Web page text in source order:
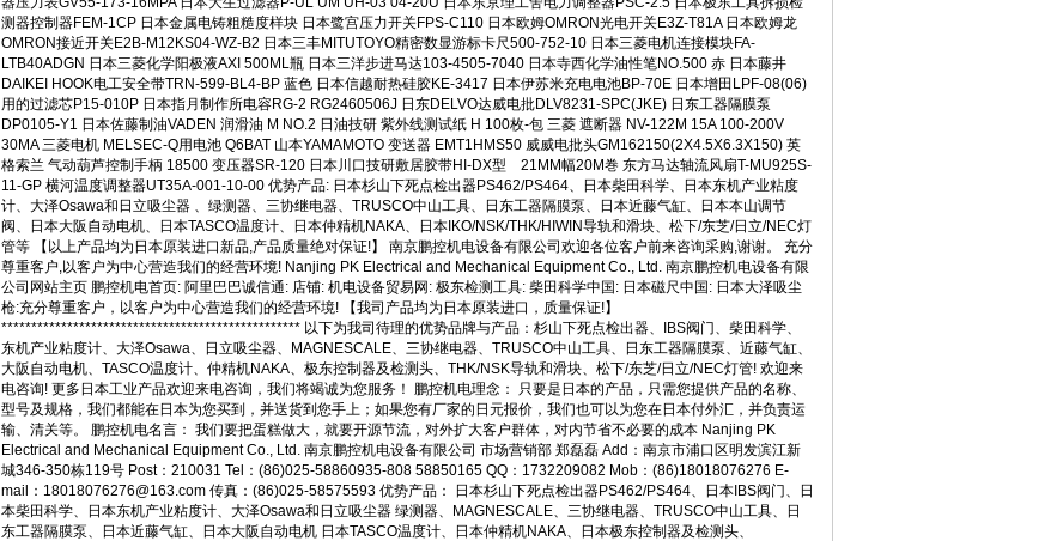
• [网站公告] 大陆专业代理FAR-EAS极东180S 2016-08-05 14:10
• [最新快讯] 南京鹏控优势代理Magnescale磁尺BD96系列 2016-08-05 14:10
• [最新快讯] 长期销售日本日东工业DP0105-X1-0001隔膜泵大量现 2016-08-05 14:10
• [网站公告] 全国总代理日本荣研化学尿素培地E-MA69 50ML/瓶特价 2016-08-05 14:10
• [网站公告] 低价现货日本佐藤制油VADEN润滑油MNO.2全国总代理 2016-08-05 14:09
• [网站公告] 金属电铸粗糙度样块特价销售 专业代理 2016-05-09 10:16
• [网站公告] 鹭宫压力开关FPS-C110特价销售 专业代理 2016-05-09 10:16
• [网站公告] 三丰MITUTOYO精密数显游标卡尺500-752-10特价 2016-05-09 10:16
• [网站公告] 三菱变频器FR-E740-1.5K特价销售 专业代理 2016-05-09 10:16
• [网站公告] 三菱电机MELSEC-Q用电池Q6BAT特价销售 专业代理 2016-05-09 10:16
• [网站公告] 三菱电机连接模块FA-LTB40ADGN特价销售 专业代理 2016-05-09 10:16
• [网站公告] 三键接着剂1530 460G 20支/箱特价销售 专业代理 2016-05-09 10:15
• [网站公告] 中村KANON扭力扳手N60SPCK 3.24N.M特价销 2016-05-09 10:15
• [网站公告] 伊苏米充电电池BP-70E特价销售 专业代理 2016-05-09 10:14
• [网站公告] 住友SUMITOMO减速机CNHM01-506H-CB-29 2016-05-09 10:14
• [网站公告] 住友SUMITOMO电机CNVM009-5067-CA-B- 2016-05-09 10:13
• [网站公告] 住友电装端子6098-6559特价销售 专业代理 2016-05-09 10:13
• [网站公告] 佐藤制油VADEN 润滑油 M NO.2特价销售 专业代理 2016-05-09 10:12
• [最新快讯] 微软3.5亿美元甩卖诺基亚富士康接盘 2019-08-13 14:03
• [最新快讯] 【厂家特价供应】IBS 防爆阀/磁力轮RCB4V-600 2019-05-17 09:53
• [最新通知] 日本松下Panasonic、东芝TOSHIBA、NEC、日立 2019-05-17 09:44
• [网站公告] 专业销售日本松下Panasonic、东芝TOSHIBA、NE 2019-05-17 09:42
• [网站公告] 日本日东工器隔膜泵DP0105-X1-0001 专业代理 2019-04-11 11:02
测器控制器FEM-1CP 日本金属电铸粗糙度样块 日本鹭宫压力开关FPS-C110 日本欧姆OMRON光电开关E3Z-T81A 日本欧姆龙
OMRON接近开关E2B-M12KS04-WZ-B2 日本三丰MITUTOYO精密数显游标卡尺500-752-10 日本三菱电机连接模块FA-
LTB40ADGN 日本三菱化学阳极液AXI 500ML瓶 日本三洋步进马达103-4505-7040 日本寺西化学油性笔NO.500 赤 日本藤井
DAIKEI HOOK电工安全带TRN-599-BL4-BP 蓝色 日本信越耐热硅胶KE-3417 日本伊苏米充电电池BP-70E 日本增田LPF-08(06)
用的过滤芯P15-010P 日本指月制作所电容RG-2 RG2460506J 日东DELVO达威电批DLV8231-SPC(JKE) 日东工器隔膜泵
DP0105-Y1 日本佐藤制油VADEN 润滑油 M NO.2 日油技研 紫外线测试纸 H 100枚-包 三菱 遮断器 NV-122M 15A 100-200V
30MA 三菱电机 MELSEC-Q用电池 Q6BAT 山本YAMAMOTO 变送器 EMT1HMS50 威威电批头GM162150(2X4.5X6.3X150) 英
格索兰 气动葫芦控制手柄 18500 变压器SR-120 日本川口技研敷居胶带HI-DX型 21MM幅20M巻 东方马达轴流风扇T-MU925S-
11-GP 横河温度调整器UT35A-001-10-00 优势产品: 日本杉山下死点检出器PS462/PS464、日本柴田科学、日本东机产业粘度
计、大泽Osawa和日立吸尘器 、绿测器、三协继电器、TRUSCO中山工具、日东工器隔膜泵、日本近藤气缸、日本本山调节
阀、日本大阪自动电机、日本TASCO温度计、日本仲精机NAKA、日本IKO/NSK/THK/HIWIN导轨和滑块、松下/东芝/日立/NEC灯
管等 【以上产品均为日本原装进口新品,产品质量绝对保证!】 南京鹏控机电设备有限公司欢迎各位客户前来咨询采购,谢谢。 充分
尊重客户,以客户为中心营造我们的经营环境! Nanjing PK Electrical and Mechanical Equipment Co., Ltd. 南京鹏控机电设备有限
公司网站主页 鹏控机电首页: 阿里巴巴诚信通: 店铺: 机电设备贸易网: 极东检测工具: 柴田科学中国: 日本磁尺中国: 日本大泽吸尘
枪:充分尊重客户，以客户为中心营造我们的经营环境! 【我司产品均为日本原装进口，质量保证!】
************************************************** 以下为我司待理的优势品牌与产品：杉山下死点检出器、IBS阀门、柴田科学、
东机产业粘度计、大泽Osawa、日立吸尘器、MAGNESCALE、三协继电器、TRUSCO中山工具、日东工器隔膜泵、近藤气缸、
大阪自动电机、TASCO温度计、仲精机NAKA、极东控制器及检测头、THK/NSK导轨和滑块、松下/东芝/日立/NEC灯管! 欢迎来
电咨询! 更多日本工业产品欢迎来电咨询，我们将竭诚为您服务！ 鹏控机电理念： 只要是日本的产品，只需您提供产品的名称、
型号及规格，我们都能在日本为您买到，并送货到您手上；如果您有厂家的日元报价，我们也可以为您在日本付外汇，并负责运
输、清关等。 鹏控机电名言： 我们要把蛋糕做大，就要开源节流，对外扩大客户群体，对内节省不必要的成本 Nanjing PK
Electrical and Mechanical Equipment Co., Ltd. 南京鹏控机电设备有限公司 市场营销部 郑磊磊 Add：南京市浦口区明发滨江新
城346-350栋119号 Post：210031 Tel：(86)025-58860935-808 58850165 QQ：1732209082 Mob：(86)18018076276 E-
mail：18018076276@163.com 传真：(86)025-58575593 优势产品： 日本杉山下死点检出器PS462/PS464、日本IBS阀门、日
本柴田科学、日本东机产业粘度计、大泽Osawa和日立吸尘器 绿测器、MAGNESCALE、三协继电器、TRUSCO中山工具、日
东工器隔膜泵、日本近藤气缸、日本大阪自动电机 日本TASCO温度计、日本仲精机NAKA、日本极东控制器及检测头、